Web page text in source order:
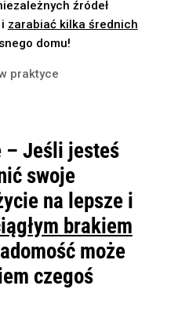
źródeł
zarabiać kilka średnich
domu!
– Jeśli jesteś
swoje
na lepsze i
brakiem
może
czegoś